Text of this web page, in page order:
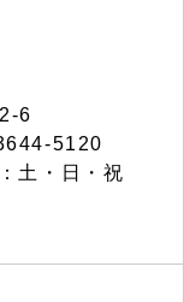
6
5120
土・日・祝